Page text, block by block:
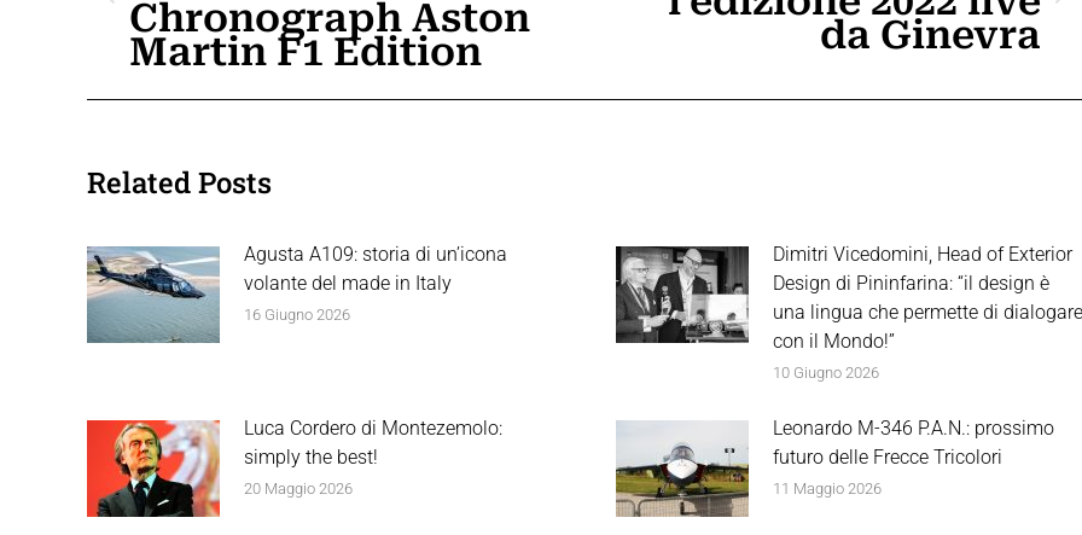
postprecedente:
Chronograph Aston
Martin F1 Edition da Ginevra
Related Posts
Agusta A109: storia di un’icona
volante del made in Italy
16 Giugno 2026
Dimitri Vicedomini, Head of Exterior
Design di Pininfarina: “il design è
una lingua che permette di dialogare
con il Mondo!”
10 Giugno 2026
Luca Cordero di Montezemolo:
simply the best!
20 Maggio 2026
Leonardo M-346 P.A.N.: prossimo
futuro delle Frecce Tricolori
11 Maggio 2026